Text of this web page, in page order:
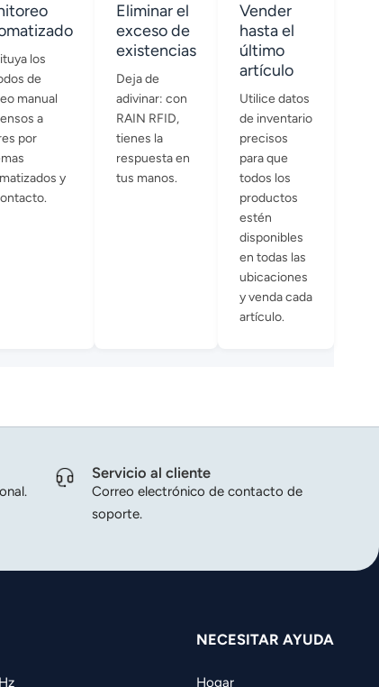
los
de
manual
a
por
y
Eliminar el
exceso de
existencias
Deja de
adivinar: con
RAIN RFID,
tienes la
respuesta en
tus manos.
Vender
hasta el
último
artículo
Utilice datos
de inventario
precisos
para que
todos los
productos
estén
disponibles
en todas las
ubicaciones
y venda cada
artículo.
Servicio al cliente
Correo electrónico de contacto de
soporte.
NECESITAR AYUDA
Hogar